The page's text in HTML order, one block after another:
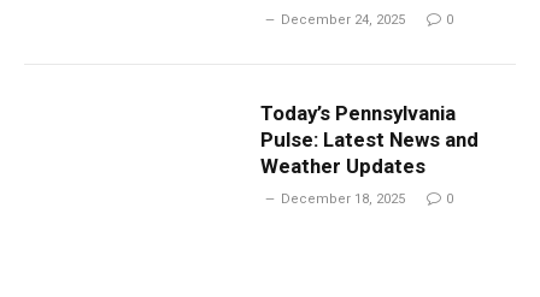
December 24, 2025 0
Today’s Pennsylvania
Pulse: Latest News and
Weather Updates
December 18, 2025 0